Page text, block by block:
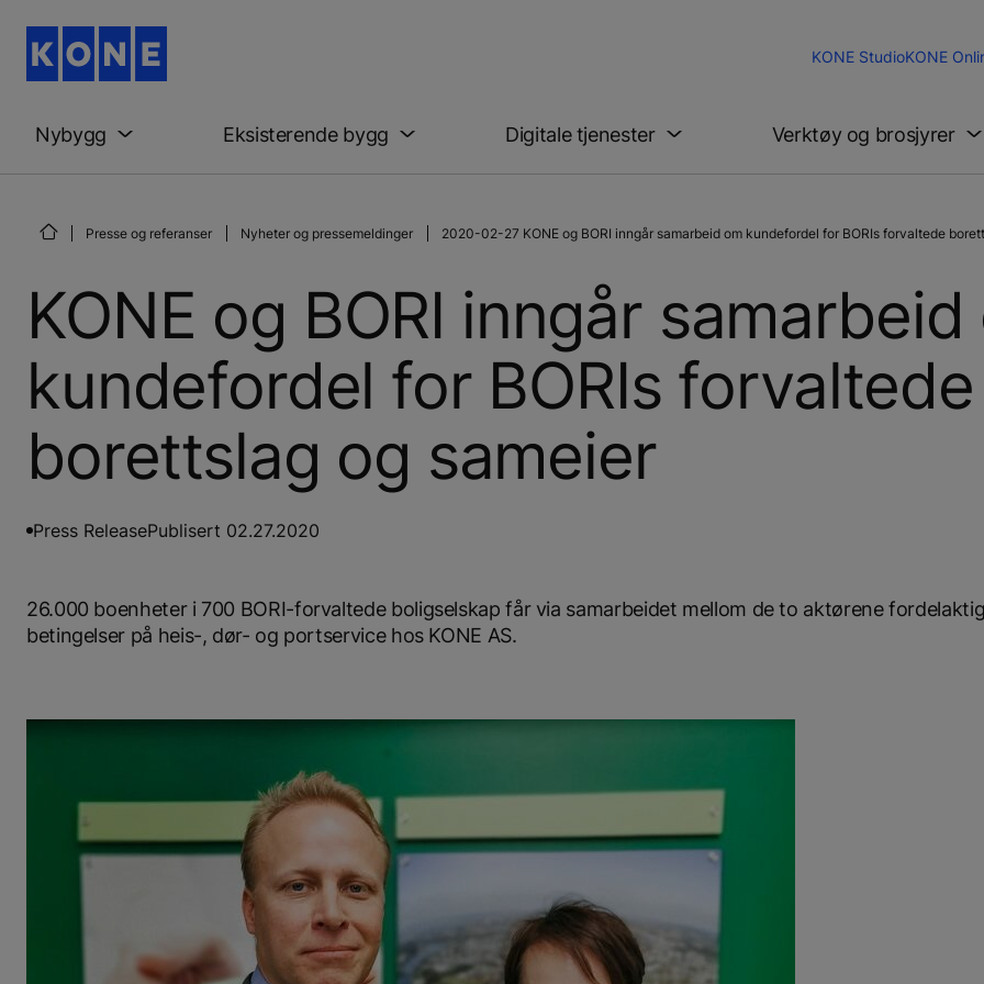
KONE StudioKONE
Nybygg Eksisterende bygg Digitale tjenester Verktøy og brosjyrer
Presse og referanser Nyheter og pressemeldinger 2020-02-27 KONE og BORI inngår samarbeid om kundefordel for BORIs forvaltede
KONE og BORI inngår samarbeid
kundefordel for BORIs forvaltede
borettslag og sameier
Press ReleasePublisert 02.27.2020
26.000 boenheter i 700 BORI-forvaltede boligselskap får via samarbeidet mellom de to aktørene
betingelser på heis-, dør- og portservice hos KONE AS.